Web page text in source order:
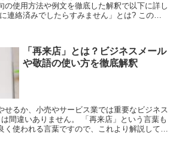
の使用方法や例文を徹底した解釈で以下に詳し
連絡済みでしたらすみません」とは? このフ
「再来店」とは？ビジネスメール
や敬語の使い方を徹底解釈
せるか、小売やサービス業では重要なビジネス
間違いありません。 「再来店」という言葉も
く使われる言葉ですので、これより解説してみ